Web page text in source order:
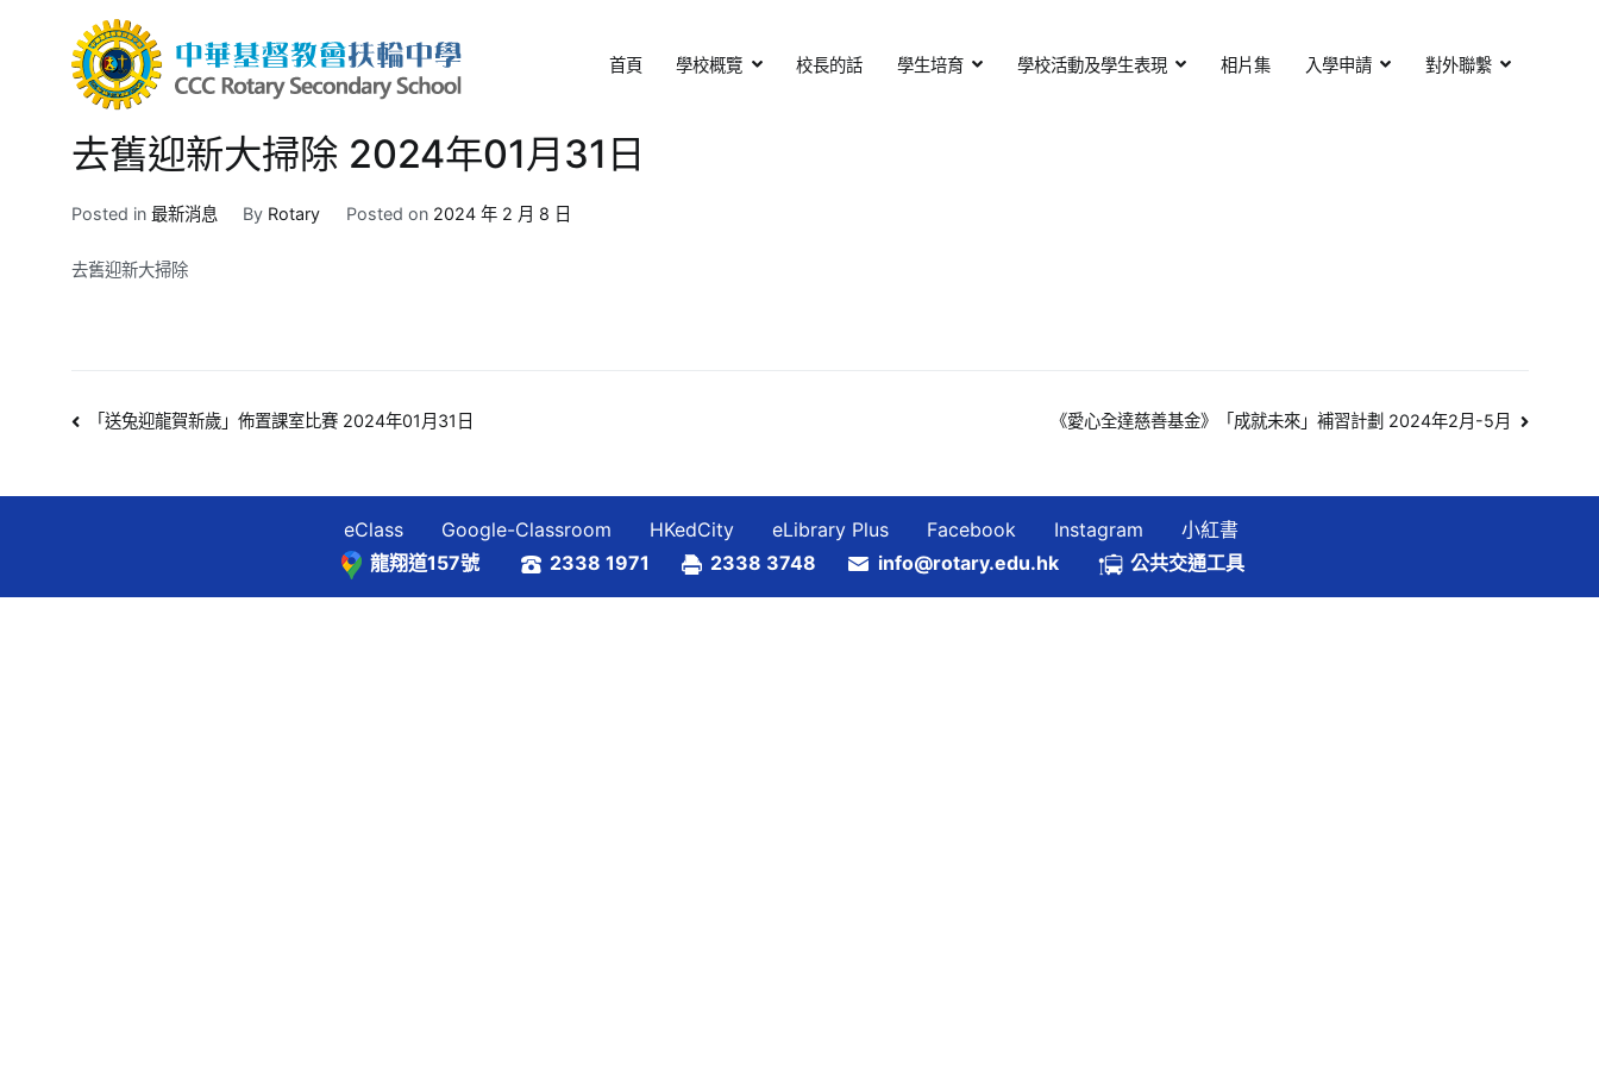
中華基督教會扶輪中學
CCC Rotary Secondary School
首頁 學校概覽 校長的話 學生培育 學校活動及學生表現 相片集 入學申請 對外聯繫
去舊迎新大掃除 2024年01月31日
Posted in 最新消息 By Rotary Posted on 2024 年 2 月 8 日
去舊迎新大掃除
文「送兔迎龍賀新歲」佈置課室比賽 2024年01月31日 《愛心全達慈善基金》「成就未來」補習計劃 2024年2月-5月
eClass Google-Classroom HKedCity eLibrary Plus Facebook Instagram
小紅書
龍翔道157號
2338 1971 2338 3748 info@rotary.edu.hk 公共交通工具